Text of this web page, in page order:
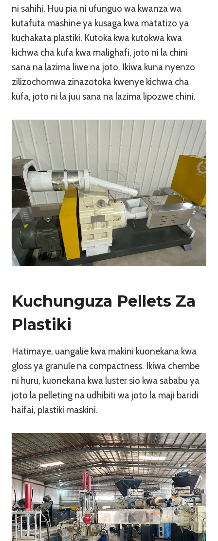
ni sahihi. Huu pia ni ufunguo wa kwanza wa
kutafuta mashine ya kusaga kwa matatizo ya
kuchakata plastiki. Kutoka kwa kutokwa kwa
kichwa cha kufa kwa malighafi, joto ni la chini
sana na lazima liwe na joto. Ikiwa kuna nyenzo
zilizochomwa zinazotoka kwenye kichwa cha
kufa, joto ni la juu sana na lazima lipozwe chini.
Kuchunguza Pellets Za
Plastiki
Hatimaye, uangalie kwa makini kuonekana kwa
gloss ya granule na compactness. Ikiwa chembe
ni huru, kuonekana kwa luster sio kwa sababu ya
joto la pelleting na udhibiti wa joto la maji baridi
haifai, plastiki maskini.